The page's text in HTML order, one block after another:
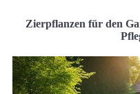
Zierpflanzen für den